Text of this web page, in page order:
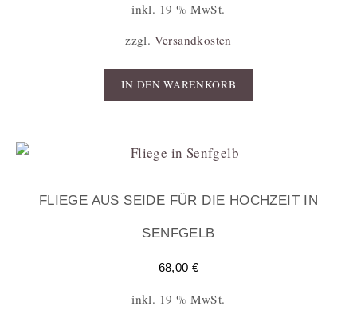
inkl. 19 % MwSt.
zzgl. Versandkosten
IN DEN WARENKORB
FLIEGE AUS SEIDE FÜR DIE HOCHZEIT IN
SENFGELB
68,00 €
inkl. 19 % MwSt.